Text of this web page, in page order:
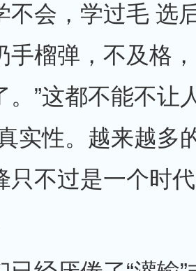
不会，学过毛 选
手榴弹，不及格
。”这都不能不让
实性。越来越多
只不过是一个时